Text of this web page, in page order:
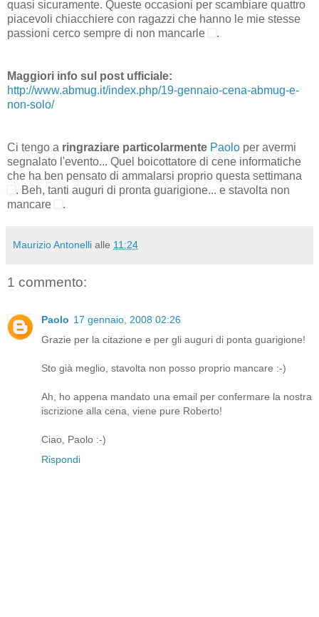
quasi sicuramente. Queste occasioni per scambiare quattro
piacevoli chiacchiere con ragazzi che hanno le mie stesse
passioni cerco sempre di non mancarle
.
Maggiori info sul post ufficiale:
http://www.abmug.it/index.php/19-gennaio-cena-abmug-e-
non-solo/
Ci tengo a ringraziare particolarmente Paolo per avermi
segnalato l'evento... Quel boicottatore di cene informatiche
che ha ben pensato di ammalarsi proprio questa settimana
. Beh, tanti auguri di pronta guarigione... e stavolta non
mancare
.
Maurizio Antonelli alle 11:24
1 commento:
Paolo 17 gennaio, 2008 02:26
Grazie per la citazione e per gli auguri di ponta guarigione!
Sto già meglio, stavolta non posso proprio mancare :-)
Ah, ho appena mandato una email per confermare la nostra
iscrizione alla cena, viene pure Roberto!
Ciao, Paolo :-)
Rispondi